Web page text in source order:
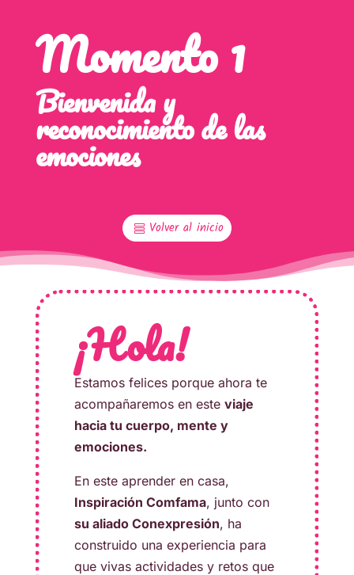
Momento 1
Bienvenida y
reconocimiento de las
emociones
Volver al inicio
¡Hola!
Estamos felices porque ahora te
acompañaremos en este viaje
hacia tu cuerpo, mente y
emociones.
En este aprender en casa,
Inspiración Comfama, junto con
su aliado Conexpresión, ha
construido una experiencia para
que vivas actividades y retos que